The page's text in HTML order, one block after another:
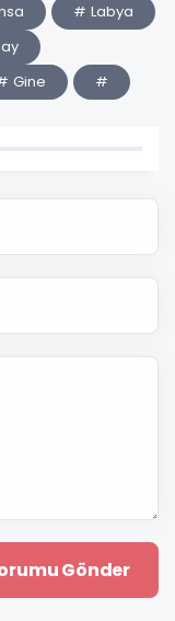
# Labya
Gine #